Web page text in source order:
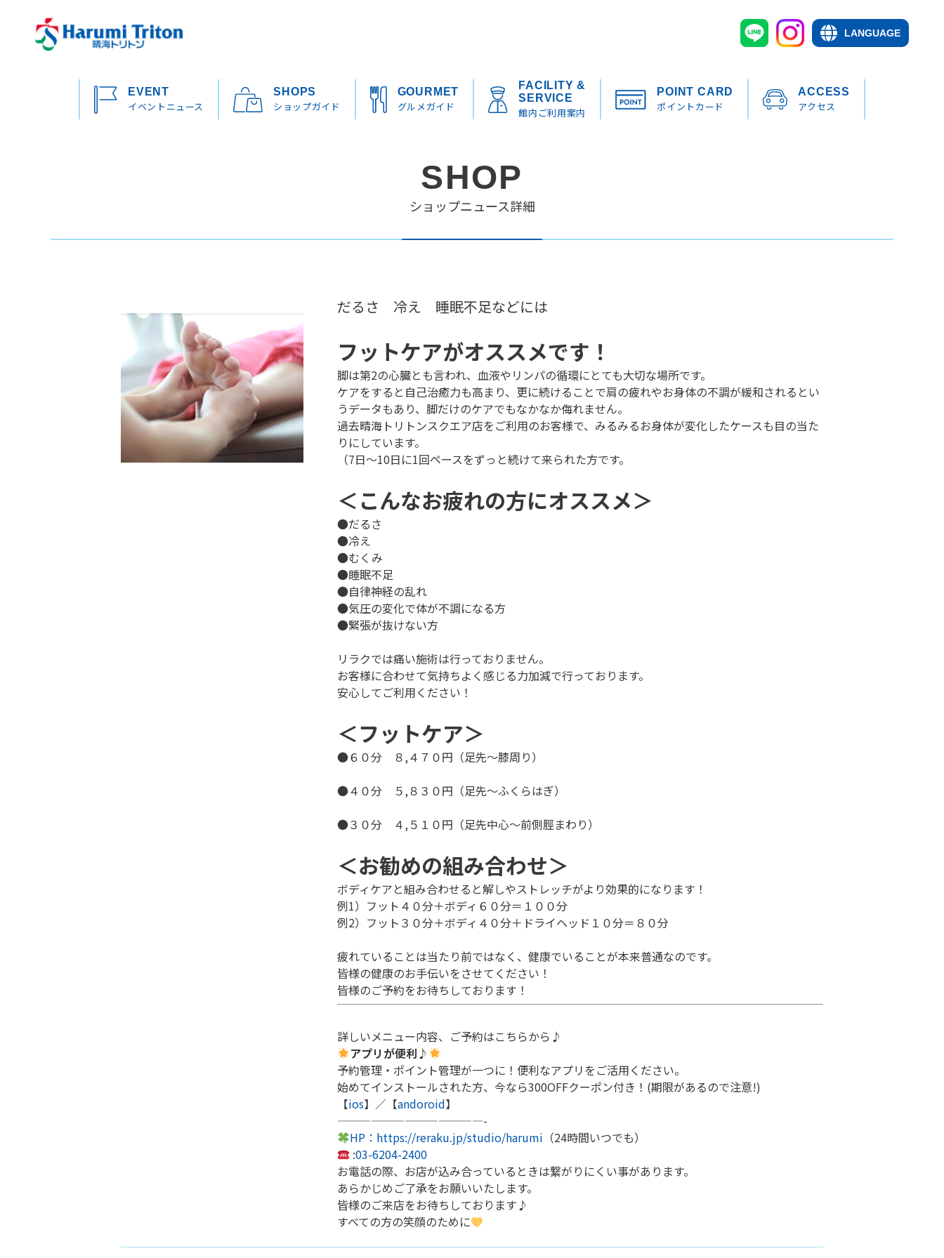
LANGUAGE
EVENT
イベントニュース
SHOPS
ショップガイド
GOURMET
グルメガイド
FACILITY &
SERVICE
館内ご利用案内
POINT CARD
ポイントカード
ACCESS
アクセス
SHOP
ショップニュース詳細
だるさ 冷え 睡眠不足などには
フットケアがオススメです！
脚は第2の心臓とも言われ、血液やリンパの循環にとても大切な場所です。
ケアをすると自己治癒力も高まり、更に続けることで肩の疲れやお身体の不調が緩和されるとい
うデータもあり、脚だけのケアでもなかなか侮れません。
過去晴海トリトンスクエア店をご利用のお客様で、みるみるお身体が変化したケースも目の当た
りにしています。
（7日～10日に1回ペースをずっと続けて来られた方です。
＜こんなお疲れの方にオススメ＞
●だるさ
●冷え
●むくみ
●睡眠不足
●自律神経の乱れ
●気圧の変化で体が不調になる方
●緊張が抜けない方
リラクでは痛い施術は行っておりません。
お客様に合わせて気持ちよく感じる力加減で行っております。
安心してご利用ください！
＜フットケア＞
●６０分 ８,４７０円（足先～膝周り）
●４０分 ５,８３０円（足先～ふくらはぎ）
●３０分 ４,５１０円（足先中心～前側脛まわり）
＜お勧めの組み合わせ＞
ボディケアと組み合わせると解しやストレッチがより効果的になります！
例1）フット４０分＋ボディ６０分＝１００分
例2）フット３０分＋ボディ４０分＋ドライヘッド１０分＝８０分
疲れていることは当たり前ではなく、健康でいることが本来普通なのです。
皆様の健康のお手伝いをさせてください！
皆様のご予約をお待ちしております！
詳しいメニュー内容、ご予約はこちらから♪
アプリが便利♪
予約管理・ポイント管理が一つに！便利なアプリをご活用ください。
始めてインストールされた方、今なら300OFFクーポン付き！(期限があるので注意!)
【ios】／【andoroid】
—————————————-
HP：https://reraku.jp/studio/harumi （24時間いつでも）
:03-6204-2400
お電話の際、お店が込み合っているときは繋がりにくい事があります。
あらかじめご了承をお願いいたします。
皆様のご来店をお待ちしております♪
すべての方の笑顔のために